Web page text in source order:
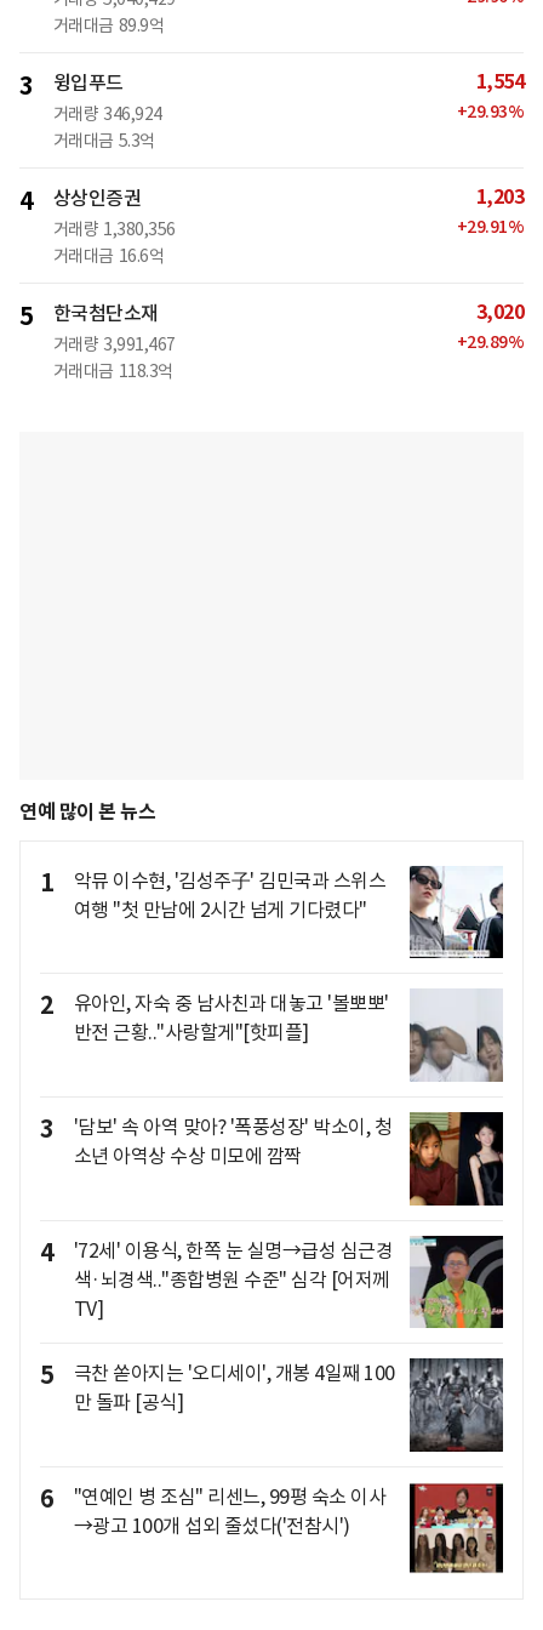
거래대금 89.9억
3 윙입푸드
거래량 346,924
거래대금 5.3억
1,554
+29.93%
4 상상인증권
거래량 1,380,356
거래대금 16.6억
1,203
+29.91%
5 한국첨단소재
거래량 3,991,467
거래대금 118.3억
3,020
+29.89%
연예 많이 본 뉴스
1
악뮤 이수현, '김성주子' 김민국과 스위스
여행 "첫 만남에 2시간 넘게 기다렸다"
2
유아인, 자숙 중 남사친과 대놓고 '볼뽀뽀'
반전 근황.."사랑할게"[핫피플]
3
'담보' 속 아역 맞아? '폭풍성장' 박소이, 청
소년 아역상 수상 미모에 깜짝
4
'72세' 이용식, 한쪽 눈 실명→급성 심근경
색·뇌경색.."종합병원 수준" 심각 [어저께
TV]
5
극찬 쏟아지는 '오디세이', 개봉 4일째 100
만 돌파 [공식]
6
"연예인 병 조심" 리센느, 99평 숙소 이사
→광고 100개 섭외 줄섰다('전참시')